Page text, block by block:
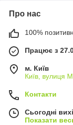
Про нас
100%
Працює з
м. Київ
Київ, вулиця
Контакти
Сьогодні
Показати